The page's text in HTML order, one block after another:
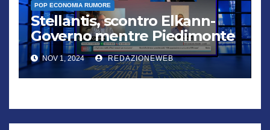
POP ECONOMIA RUMORE
Stellantis, scontro Elkann-
Governo mentre Piedimonte
trema
NOV 1, 2024 REDAZIONEWEB